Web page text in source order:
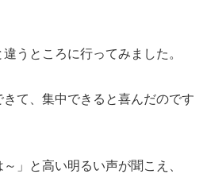
うところに行ってみました。
て、集中できると喜んだのです
」と高い明るい声が聞こえ、